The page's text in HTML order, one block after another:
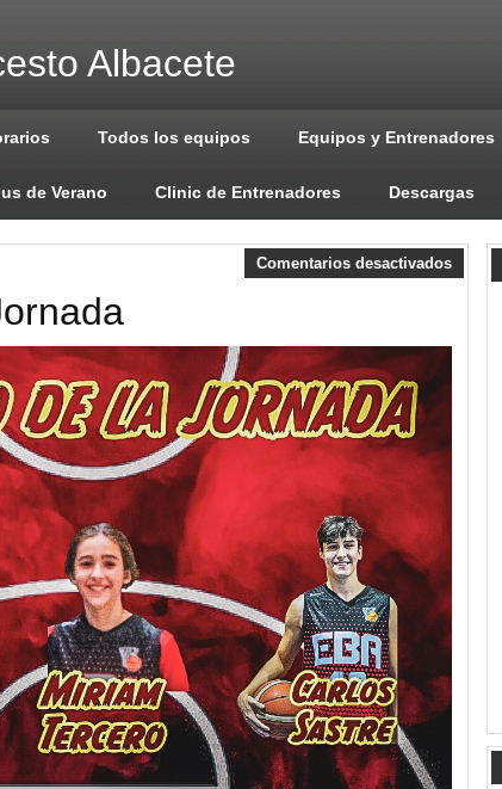
Albacete
Todos los equipos Equipos y Entrenadores
de Verano Clinic de Entrenadores Descargas
Comentarios desactivados